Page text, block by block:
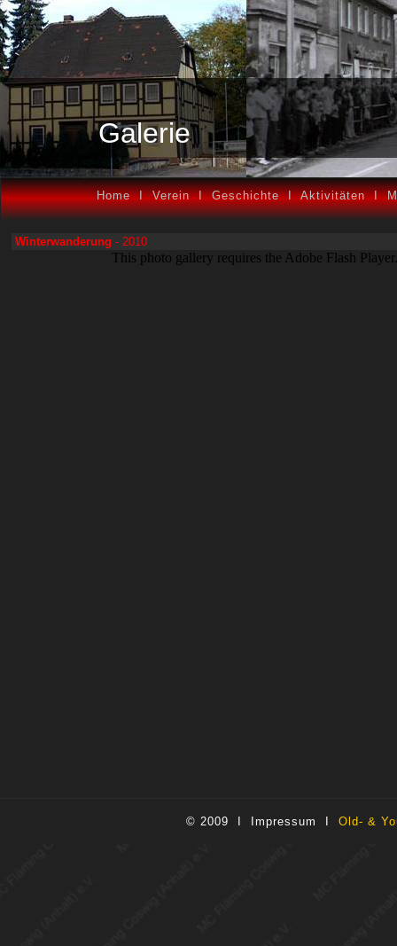
Galerie
HomeIVereinIGeschichteIAktivitätenI
Winterwanderung - 2010
© 2009 I Impressum Old- &